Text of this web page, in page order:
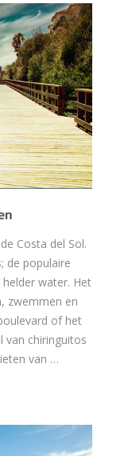
Costa del Sol.
de populaire
water. Het
zwemmen en
of het
van chiringuitos
van …